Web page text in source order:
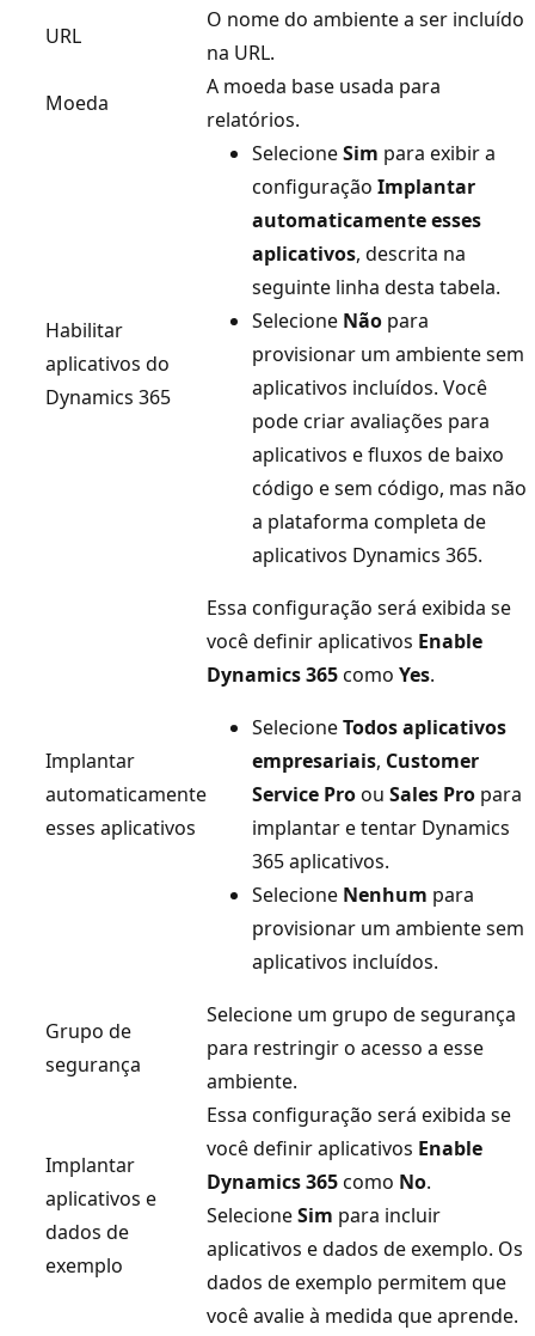
URL
O nome do ambiente a ser incluído
na URL.
Moeda
A moeda base usada para
relatórios.
Habilitar
aplicativos do
Dynamics 365
SelecioneSim para exibir a
configuração Implantar
automaticamente esses
aplicativos, descrita na
seguinte linha desta tabela.
Selecione Não para
provisionar um ambiente sem
aplicativos incluídos. Você
pode criar avaliações para
aplicativos e fluxos de baixo
código e sem código, mas não
a plataforma completa de
aplicativos Dynamics 365.
Implantar
automaticamente
esses aplicativos
Essa configuração será exibida se
você definir aplicativos Enable
Dynamics 365como Yes.
SelecioneTodos aplicativos
empresariais, Customer
Service Proou Sales Pro para
implantar e tentar Dynamics
365 aplicativos.
Selecione Nenhum para
provisionar um ambiente sem
aplicativos incluídos.
Grupo de
segurança
Selecione um grupo de segurança
para restringir o acesso a esse
ambiente.
Implantar
aplicativos e
dados de
exemplo
Essa configuração será exibida se
você definir aplicativos Enable
Dynamics 365como No.
SelecioneSim para incluir
aplicativos e dados de exemplo. Os
dados de exemplo permitem que
você avalie à medida que aprende.